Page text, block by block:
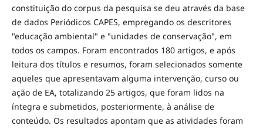
constituição do corpus da pesquisa se deu através da base
de dados Periódicos CAPES, empregando os descritores
"educação ambiental" e "unidades de conservação", em
todos os campos. Foram encontrados 180 artigos, e após
leitura dos títulos e resumos, foram selecionados somente
aqueles que apresentavam alguma intervenção, curso ou
ação de EA, totalizando 25 artigos, que foram lidos na
íntegra e submetidos, posteriormente, à análise de
conteúdo. Os resultados apontam que as atividades foram